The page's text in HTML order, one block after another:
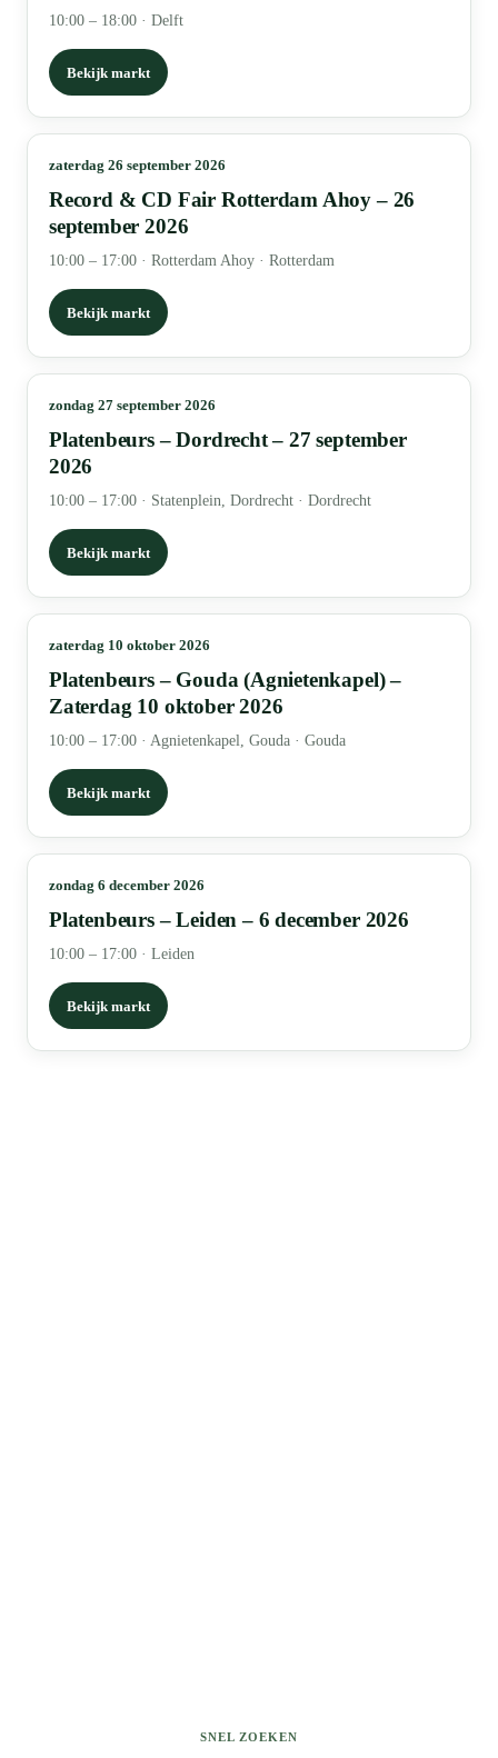
10:00 – 18:00 · Delft
Bekijk markt
zaterdag 26 september 2026
Record & CD Fair Rotterdam Ahoy – 26
september 2026
10:00 – 17:00 · Rotterdam Ahoy · Rotterdam
Bekijk markt
zondag 27 september 2026
Platenbeurs – Dordrecht – 27 september
2026
10:00 – 17:00 · Statenplein, Dordrecht · Dordrecht
Bekijk markt
zaterdag 10 oktober 2026
Platenbeurs – Gouda (Agnietenkapel) –
Zaterdag 10 oktober 2026
10:00 – 17:00 · Agnietenkapel, Gouda · Gouda
Bekijk markt
zondag 6 december 2026
Platenbeurs – Leiden – 6 december 2026
10:00 – 17:00 · Leiden
Bekijk markt
SNEL ZOEKEN